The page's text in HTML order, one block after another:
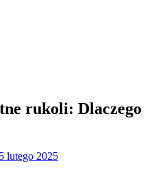
rukoli: Dlaczego
lutego 2025